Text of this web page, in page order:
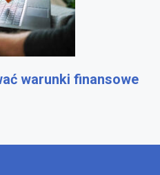
warunki finansowe